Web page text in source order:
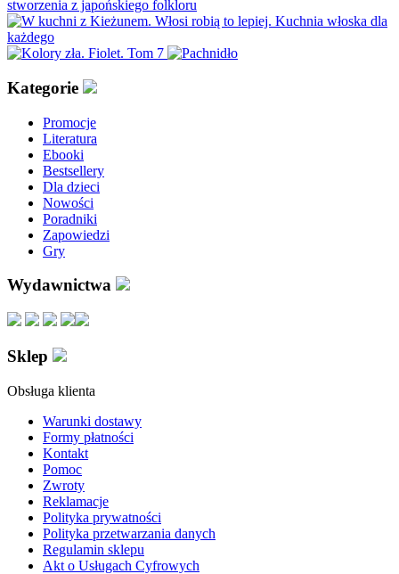
Kategorie
Promocje
Literatura
Ebooki
Bestsellery
Dla dzieci
Nowości
Poradniki
Zapowiedzi
Gry
Wydawnictwa
Sklep
Obsługa klienta
Warunki dostawy
Formy płatności
Kontakt
Pomoc
Zwroty
Reklamacje
Polityka prywatności
Polityka przetwarzania danych
Regulamin sklepu
Akt o Usługach Cyfrowych